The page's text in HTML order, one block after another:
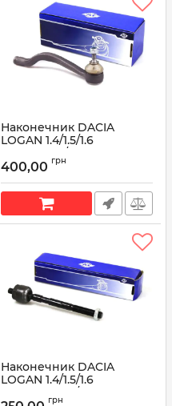
Наконечник DACIA
LOGAN 1.4/1.5/1.6
наружный/правый
(6001547611) AT 7611-200TR
Артикул: AT 7611-200TR
400,00 грн
Наконечник DACIA
LOGAN 1.4/1.5/1.6
внутренний/тяга
грн